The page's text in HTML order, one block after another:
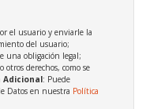
el usuario y enviarle la
del usuario;
una obligación legal;
otros derechos, como se
Adicional: Puede
Datos en nuestra Política